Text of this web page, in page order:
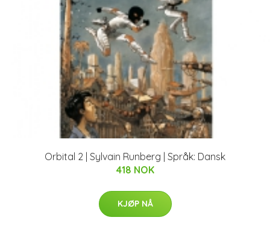
Orbital 2 | Sylvain Runberg | Språk: Dansk
418 NOK
KJØP NÅ